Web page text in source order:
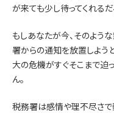
が来ても少し待ってくれるだ
もしあなたが今、そのよう
署からの通知を放置しよう
大の危機がすぐそこまで迫
ん。
税務署は感情や理不尽さで